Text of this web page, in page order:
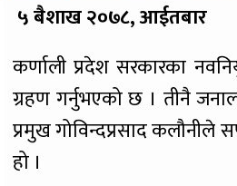
५ बैशाख २०७८, आईतबार
कर्णाली प्रदेश सरकारका
ग्रहण गर्नुभएको छ । तीनै
प्रमुख गोविन्दप्रसाद कलौनीले
हो ।